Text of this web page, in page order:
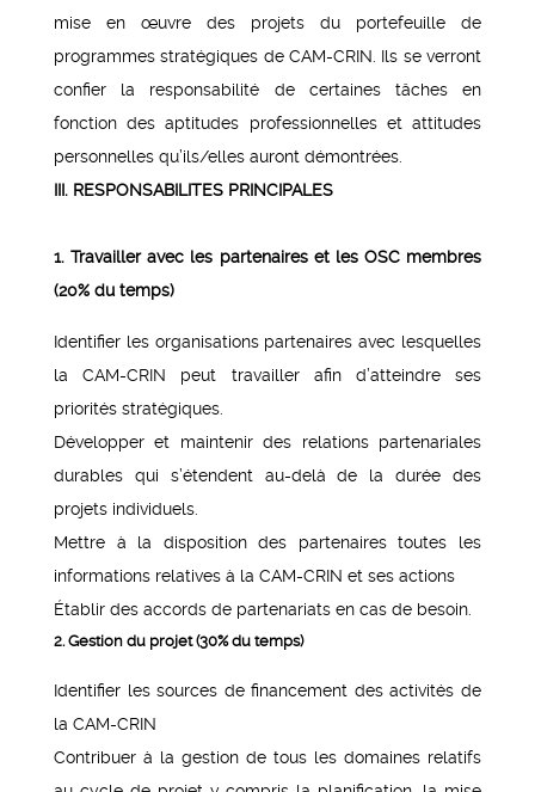
mise en œuvre des projets du portefeuille de
programmes stratégiques de CAM-CRIN. Ils se verront
confier la responsabilité de certaines tâches en
fonction des aptitudes professionnelles et attitudes
personnelles qu’ils/elles auront démontrées.
III. RESPONSABILITES PRINCIPALES
1. Travailler avec les partenaires et les OSC membres
(20% du temps)
Identifier les organisations partenaires avec lesquelles
la CAM-CRIN peut travailler afin d’atteindre ses
priorités stratégiques.
Développer et maintenir des relations partenariales
durables qui s’étendent au-delà de la durée des
projets individuels.
Mettre à la disposition des partenaires toutes les
informations relatives à la CAM-CRIN et ses actions
Établir des accords de partenariats en cas de besoin.
2. Gestion du projet (30% du temps)
Identifier les sources de financement des activités de
la CAM-CRIN
Contribuer à la gestion de tous les domaines relatifs